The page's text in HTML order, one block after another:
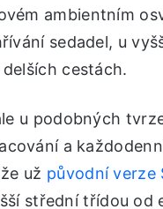
ambientním
sedadel, u
cestách.
u podobných
a
už původní verze
střední třídou od